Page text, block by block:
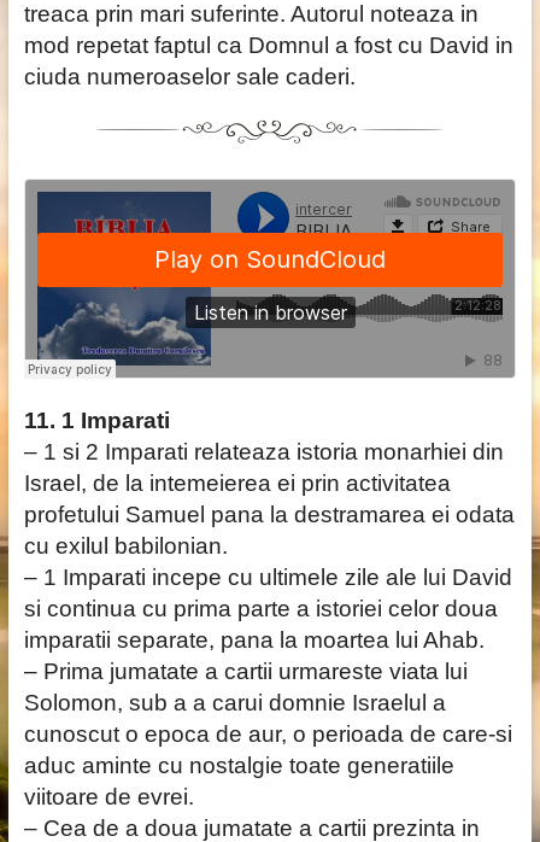
treaca prin mari suferinte. Autorul noteaza in
mod repetat faptul ca Domnul a fost cu David in
ciuda numeroaselor sale caderi.
11. 1 Imparati
– 1 si 2 Imparati relateaza istoria monarhiei din
Israel, de la intemeierea ei prin activitatea
profetului Samuel pana la destramarea ei odata
cu exilul babilonian.
– 1 Imparati incepe cu ultimele zile ale lui David
si continua cu prima parte a istoriei celor doua
imparatii separate, pana la moartea lui Ahab.
– Prima jumatate a cartii urmareste viata lui
Solomon, sub a a carui domnie Israelul a
cunoscut o epoca de aur, o perioada de care-si
aduc aminte cu nostalgie toate generatiile
viitoare de evrei.
– Cea de a doua jumatate a cartii prezinta in